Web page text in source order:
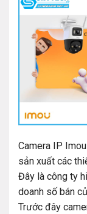
Camera IP
sản xuất các
Đây là công ty
doanh số bán
Trước đây